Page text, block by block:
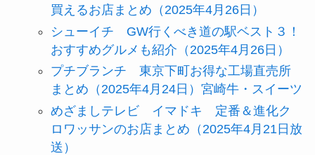
買えるお店まとめ（2025年4月26日）
シューイチ GW行くべき道の駅ベスト３！
おすすめグルメも紹介（2025年4月26日）
プチブランチ 東京下町お得な工場直売所
まとめ（2025年4月24日）宮崎牛・スイーツ
めざましテレビ イマドキ 定番＆進化ク
ロワッサンのお店まとめ（2025年4月21日放
送）